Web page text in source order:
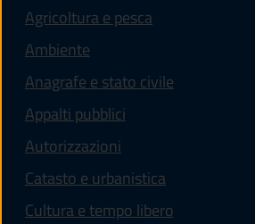
Agricoltura e pesca
Ambiente
Anagrafe e stato civile
Appalti pubblici
Autorizzazioni
Catasto e urbanistica
Cultura e tempo libero